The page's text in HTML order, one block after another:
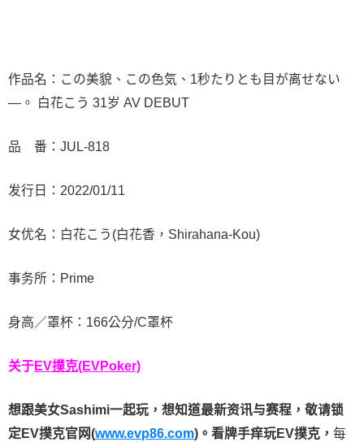
作品名：この美貌、この色気、1秒たりとも目が离せない
―。 白花こう 31岁 AV DEBUT
品 番：JUL-818
发行日：2022/01/11
女优名：白花こう(白花香，Shirahana-Kou)
事务所：Prime
身高／罩杯：166公分/C罩杯
关于EV撲克(EVPoker)
想跟美女Sashimi一起玩， 想知道最新资讯与赛程， 敬请锁
定EV撲克官网(www.evp86.com)。 看牌手痒玩EV撲克， 每